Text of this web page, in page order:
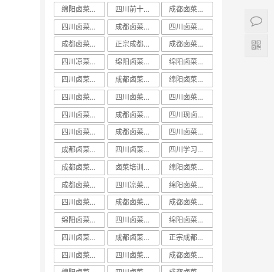
绵阳卤菜培训排行榜
四川前十卤菜学习培训技术哪家好
成都卤菜培训价目表
四川卤菜中心培训学习技术哪家好
成都卤菜培训机构课程
四川卤菜培训价目表
成都卤菜培训价格表
正宗成都卤菜培训班
成都卤菜培训班视频
四川凉菜卤菜培训
绵阳卤菜培训技术
绵阳卤菜培训实体店
四川卤菜课程学习培训技术哪家好
成都卤菜培训价格课程
绵阳卤菜培训哪里好
四川卤菜培训班排名
四川卤菜培训前十
四川卤菜培训哪家好
四川卤菜价格培训技术学习哪家好
成都卤菜培训中心课程
四川现卤现捞培训
四川卤菜学习培训技术学校哪家好
成都卤菜培训学校课程
四川卤菜培训机构
成都卤菜培训哪家好
四川卤菜学习技术培训学费多少钱
四川学习卤菜技术中心培训机构哪家好
成都卤菜培训技术课程
卤菜培训排行榜
绵阳卤菜培训学费
成都卤菜培训哪里好
四川凉菜卤菜学习技术培训基地哪家好
绵阳卤菜培训课程
四川卤菜培训费用一般多少学费
成都卤菜培训学费课程
成都卤菜培训基地课程
绵阳卤菜培训前十
​四川卤菜培训排行榜
绵阳卤菜培训方法
四川卤菜培训实体店
成都卤菜培训实体店
正宗成都卤菜培训课程
四川卤菜培训学费
四川卤菜培训价格
成都卤菜培训排名课程